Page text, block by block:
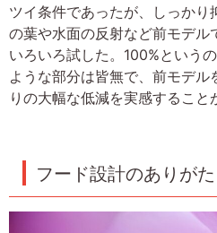
ツイ条件であったが、しっか
の葉や水面の反射など前モデル
いろいろ試した。100%という
ような部分は皆無で、前モデル
りの大幅な低減を実感すること
フード設計のありが